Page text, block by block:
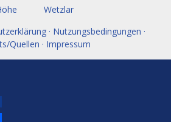
Wetzlar
· Nutzungsbedingungen ·
Quellen · Impressum